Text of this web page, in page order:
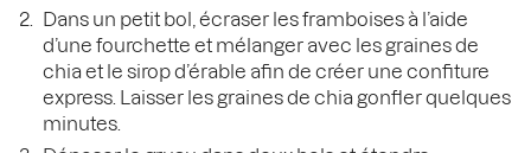
Dans un petit bol, écraser les framboises à l’aide
d’une fourchette et mélanger avec les graines de
chia et le sirop d’érable afin de créer une confiture
express. Laisser les graines de chia gonfler quelques
minutes.